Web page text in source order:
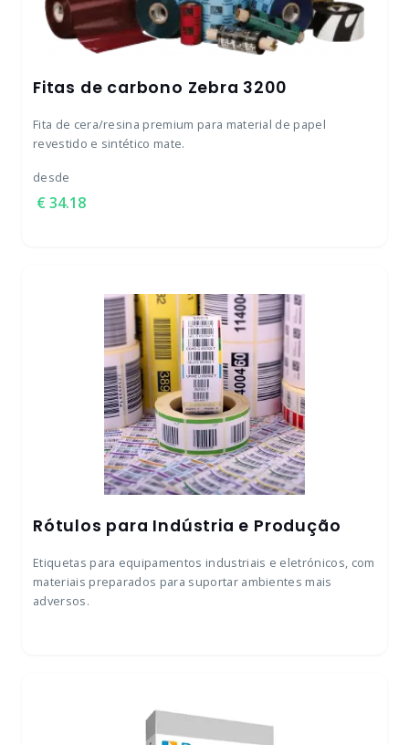
Fitas de carbono Zebra 3200
Fita de cera/resina premium para material de papel
revestido e sintético mate.
desde
34.18
Rótulos para Indústria e Produção
Etiquetas para equipamentos industriais e eletrónicos, com
materiais preparados para suportar ambientes mais
adversos.